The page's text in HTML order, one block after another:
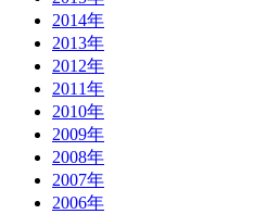
2014年
2013年
2012年
2011年
2010年
2009年
2008年
2007年
2006年